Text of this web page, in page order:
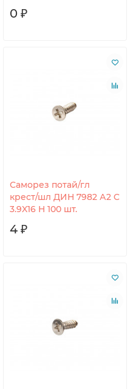
0 ₽
Саморез потай/гл
крест/шл ДИН 7982 А2 C
3.9X16 H 100 шт.
4 ₽